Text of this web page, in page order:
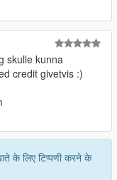
skulle kunna
credit givetvis :)
के लिए टिप्पणी करने के